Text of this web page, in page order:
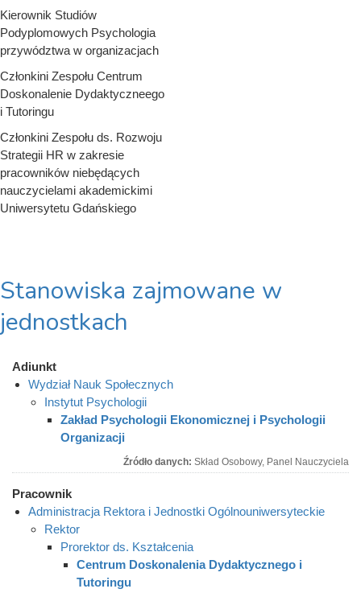
Kierownik Studiów
Podyplomowych Psychologia
przywództwa w organizacjach
Członkini Zespołu Centrum
Doskonalenie Dydaktyczneego
i Tutoringu
Członkini Zespołu ds. Rozwoju
Strategii HR w zakresie
pracowników niebędących
nauczycielami akademickimi
Uniwersytetu Gdańskiego
Stanowiska zajmowane w
jednostkach
Adiunkt
Wydział Nauk Społecznych
Instytut Psychologii
Zakład Psychologii Ekonomicznej i Psychologii
Organizacji
Źródło danych: Skład Osobowy, Panel Nauczyciela
Pracownik
Administracja Rektora i Jednostki Ogólnouniwersyteckie
Rektor
Prorektor ds. Kształcenia
Centrum Doskonalenia Dydaktycznego i
Tutoringu